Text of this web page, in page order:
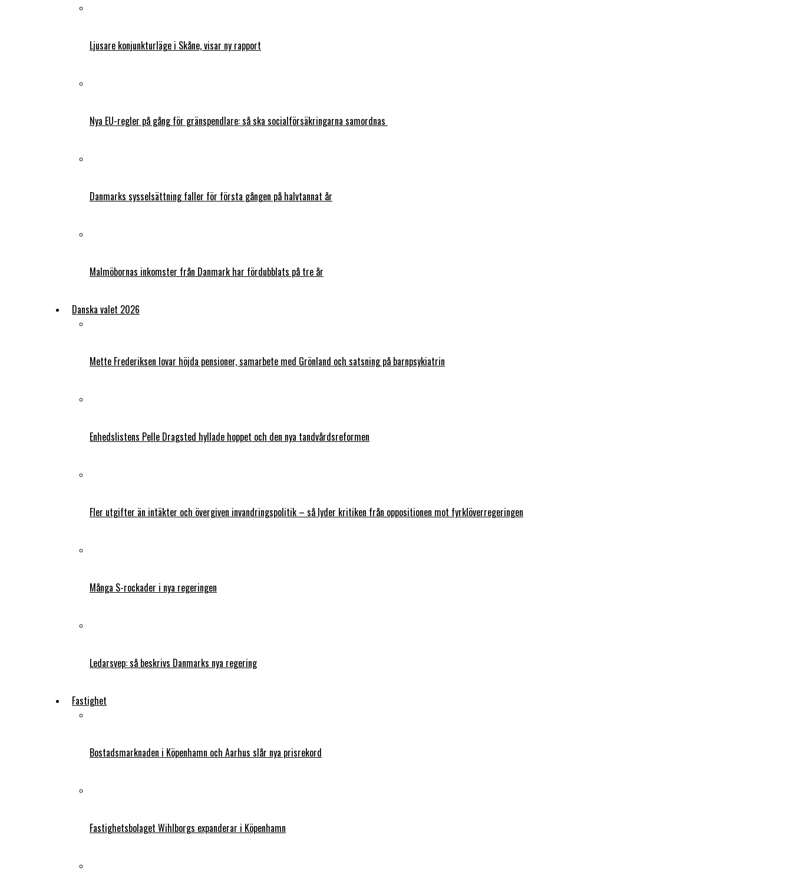
Ljusare konjunkturläge i Skåne, visar ny rapport
Nya EU-regler på gång för gränspendlare: så ska socialförsäkringarna samordnas
Danmarks sysselsättning faller för första gången på halvtannat år
Malmöbornas inkomster från Danmark har fördubblats på tre år
Danska valet 2026
Mette Frederiksen lovar höjda pensioner, samarbete med Grönland och satsning på barnpsykiatrin
Enhedslistens Pelle Dragsted hyllade hoppet och den nya tandvårdsreformen
Fler utgifter än intäkter och övergiven invandringspolitik – så lyder kritiken från oppositionen mot fyrklöverregeringen
Många S-rockader i nya regeringen
Ledarsvep: så beskrivs Danmarks nya regering
Fastighet
Bostadsmarknaden i Köpenhamn och Aarhus slår nya prisrekord
Fastighetsbolaget Wihlborgs expanderar i Köpenhamn